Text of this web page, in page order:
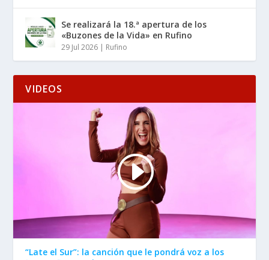
Se realizará la 18.ª apertura de los
«Buzones de la Vida» en Rufino
29 Jul 2026 | Rufino
VIDEOS
“Late el Sur”: la canción que le pondrá voz a los